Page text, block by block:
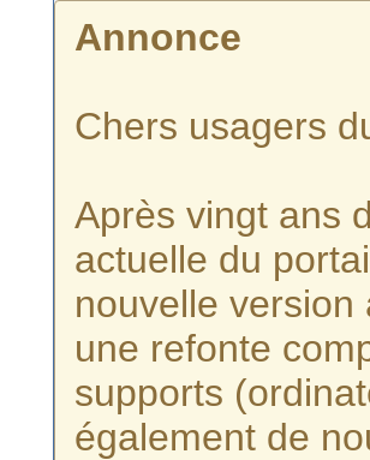
Annonce
Chers usagers
Après vingt ans
actuelle du
nouvelle version
une refonte
supports
également de